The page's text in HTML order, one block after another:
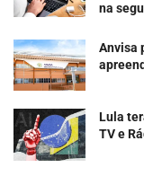
na
Anvisa
Lula
TV e